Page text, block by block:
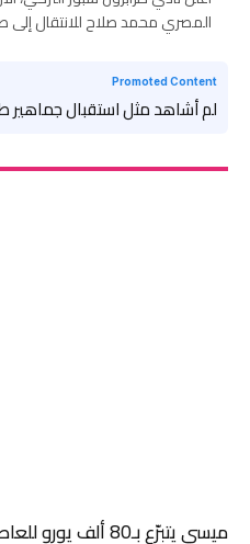
المصري محمد صلاح للانتقال
Promoted Content
لم أشاهد مثل استقبال جماهير
ميسي يتبرّع بـ80 ألف يورو للعاصمة الإسبانية